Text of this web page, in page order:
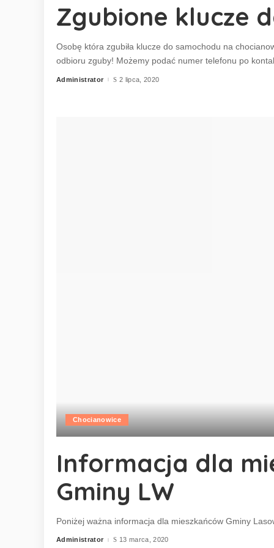
Zgubione klucze
Osobę która zgubiła klucze do samochodu na
odbioru zguby! Możemy podać numer telefonu po
Posted
Administrator 2 lipca, 2020
Chocianowice
Informacja dla
Gminy LW
Poniżej ważna informacja dla mieszkańców Gminy
Posted
Administrator 13 marca, 2020